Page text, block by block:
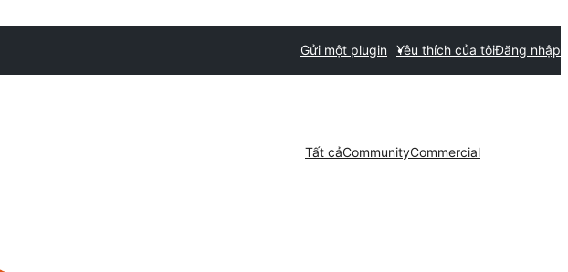
Gửi một plugin Yêu thích của tôiĐăng nhập
Tất cảCommunityCommercial